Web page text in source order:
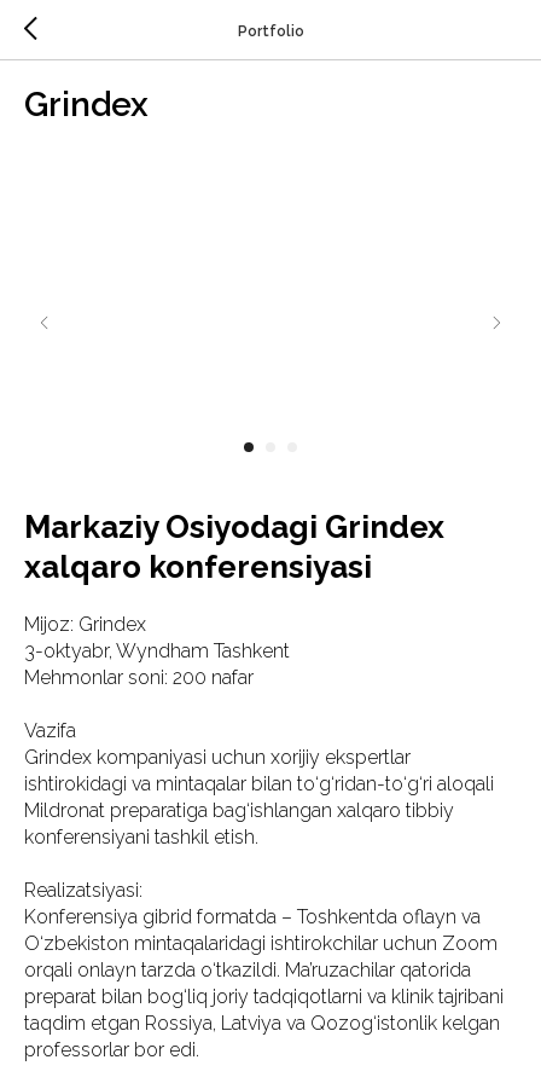
Portfolio
Grindex
Markaziy Osiyodagi Grindex
xalqaro konferensiyasi
Mijoz: Grindex
3-oktyabr, Wyndham Tashkent
Mehmonlar soni: 200 nafar
Vazifa
Grindex kompaniyasi uchun xorijiy ekspertlar
ishtirokidagi va mintaqalar bilan to‘g‘ridan-to‘g‘ri aloqali
Mildronat preparatiga bag‘ishlangan xalqaro tibbiy
konferensiyani tashkil etish.
Realizatsiyasi:
Konferensiya gibrid formatda – Toshkentda oflayn va
O‘zbekiston mintaqalaridagi ishtirokchilar uchun Zoom
orqali onlayn tarzda o‘tkazildi. Ma’ruzachilar qatorida
preparat bilan bog‘liq joriy tadqiqotlarni va klinik tajribani
taqdim etgan Rossiya, Latviya va Qozog‘istonlik kelgan
professorlar bor edi.